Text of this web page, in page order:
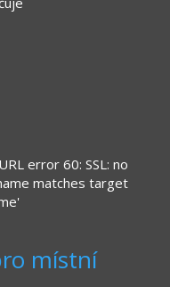
error 60: SSL: no
matches target
místní